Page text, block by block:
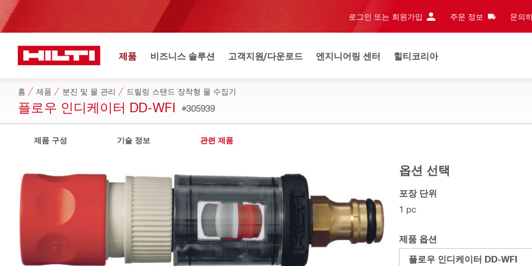
로그인 또는 회원가입 주문 정보 문의
제품 비즈니스 솔루션 고객지원/다운로드 엔지니어링 센터 힐티코리아
홈 제품 분진 및 물 관리 드릴링 스탠드 장착형 물 수집기
플로우 인디케이터 DD-WFI #305939
제품 구성 기술 정보 관련 제품
옵션 선택
포장 단위
1 pc
제품 옵션
플로우 인디케이터 DD-WFI